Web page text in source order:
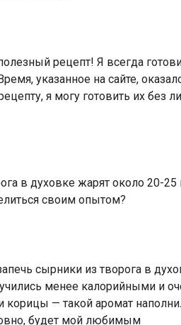
рецепт! Я всегда
указанное на сайте,
я могу готовить их
в духовке жарят около 20-
своим опытом?
сырники из творога в
менее калорийными и
— такой аромат
будет мой любимым